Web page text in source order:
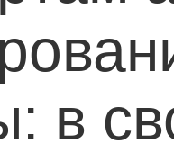
в